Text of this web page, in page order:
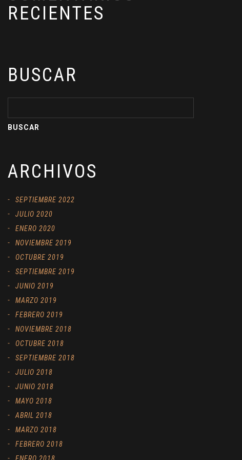
RECIENTES
BUSCAR
ARCHIVOS
SEPTIEMBRE 2022
JULIO 2020
ENERO 2020
NOVIEMBRE 2019
OCTUBRE 2019
SEPTIEMBRE 2019
JUNIO 2019
MARZO 2019
FEBRERO 2019
NOVIEMBRE 2018
OCTUBRE 2018
SEPTIEMBRE 2018
JULIO 2018
JUNIO 2018
MAYO 2018
ABRIL 2018
MARZO 2018
FEBRERO 2018
ENERO 2018